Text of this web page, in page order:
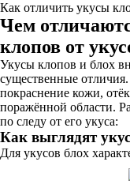
Как отличить укусы
Чем
клопов от
Укусы клопов и блох
существенные
покраснение кожи,
поражённой области.
по следу от его укуса:
Как выглядят
Для укусов блох